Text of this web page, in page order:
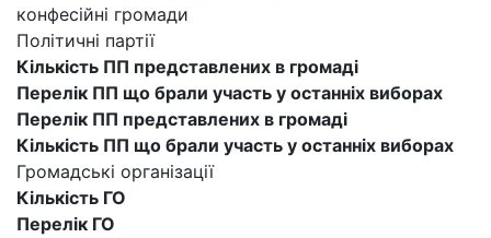
конфесійні громади
Політичні партії
Кількість ПП представлених в громаді
Перелік ПП що брали участь у останніх виборах
Перелік ПП представлених в громаді
Кількість ПП що брали участь у останніх виборах
Громадські організації
Кількість ГО
Перелік ГО